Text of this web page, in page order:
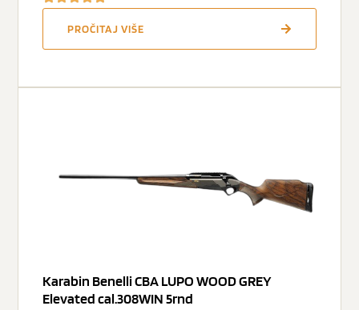
PROČITAJ VIŠE
Karabin Benelli CBA LUPO WOOD GREY
Elevated cal.308WIN 5rnd